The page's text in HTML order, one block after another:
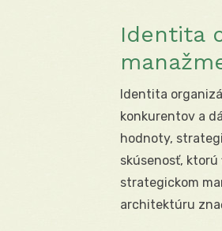
Identita
Identita
konkurentov a
hodnoty,
skúsenosť,
strategickom
architektúru